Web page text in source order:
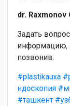
dr. Raxmonov
Задать
информацию,
позвонив.
#plastikauxa
ндоскопия
#ташкент